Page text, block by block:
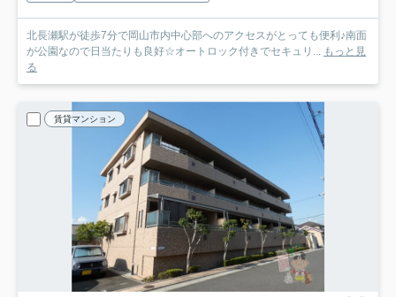
北長瀬駅が徒歩7分で岡山市内中心部へのアクセスがとっても便利♪南面
が公園なので日当たりも良好☆オートロック付きでセキュリ... もっと見
る
賃貸マンション